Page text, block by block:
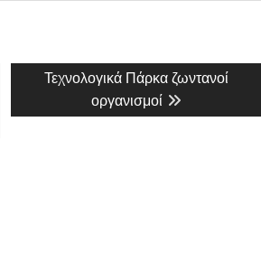
Next
Τεχνολογικά Πάρκα ζωντανοί
οργανισμοί